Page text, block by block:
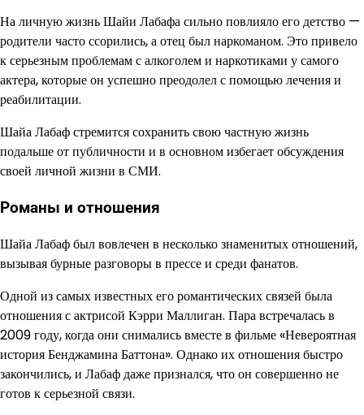
На личную жизнь Шайи Лабафа сильно повлияло его детство —
родители часто ссорились, а отец был наркоманом. Это привело
к серьезным проблемам с алкоголем и наркотиками у самого
актера, которые он успешно преодолел с помощью лечения и
реабилитации.
Шайа Лабаф стремится сохранить свою частную жизнь
подальше от публичности и в основном избегает обсуждения
своей личной жизни в СМИ.
Романы и отношения
Шайа Лабаф был вовлечен в несколько знаменитых отношений,
вызывая бурные разговоры в прессе и среди фанатов.
Одной из самых известных его романтических связей была
отношения с актрисой Кэрри Маллиган. Пара встречалась в
2009 году, когда они снимались вместе в фильме «Невероятная
история Бенджамина Баттона». Однако их отношения быстро
закончились, и Лабаф даже признался, что он совершенно не
готов к серьезной связи.